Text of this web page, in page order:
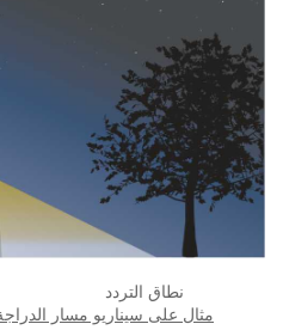
مثال على سيناريو مسار